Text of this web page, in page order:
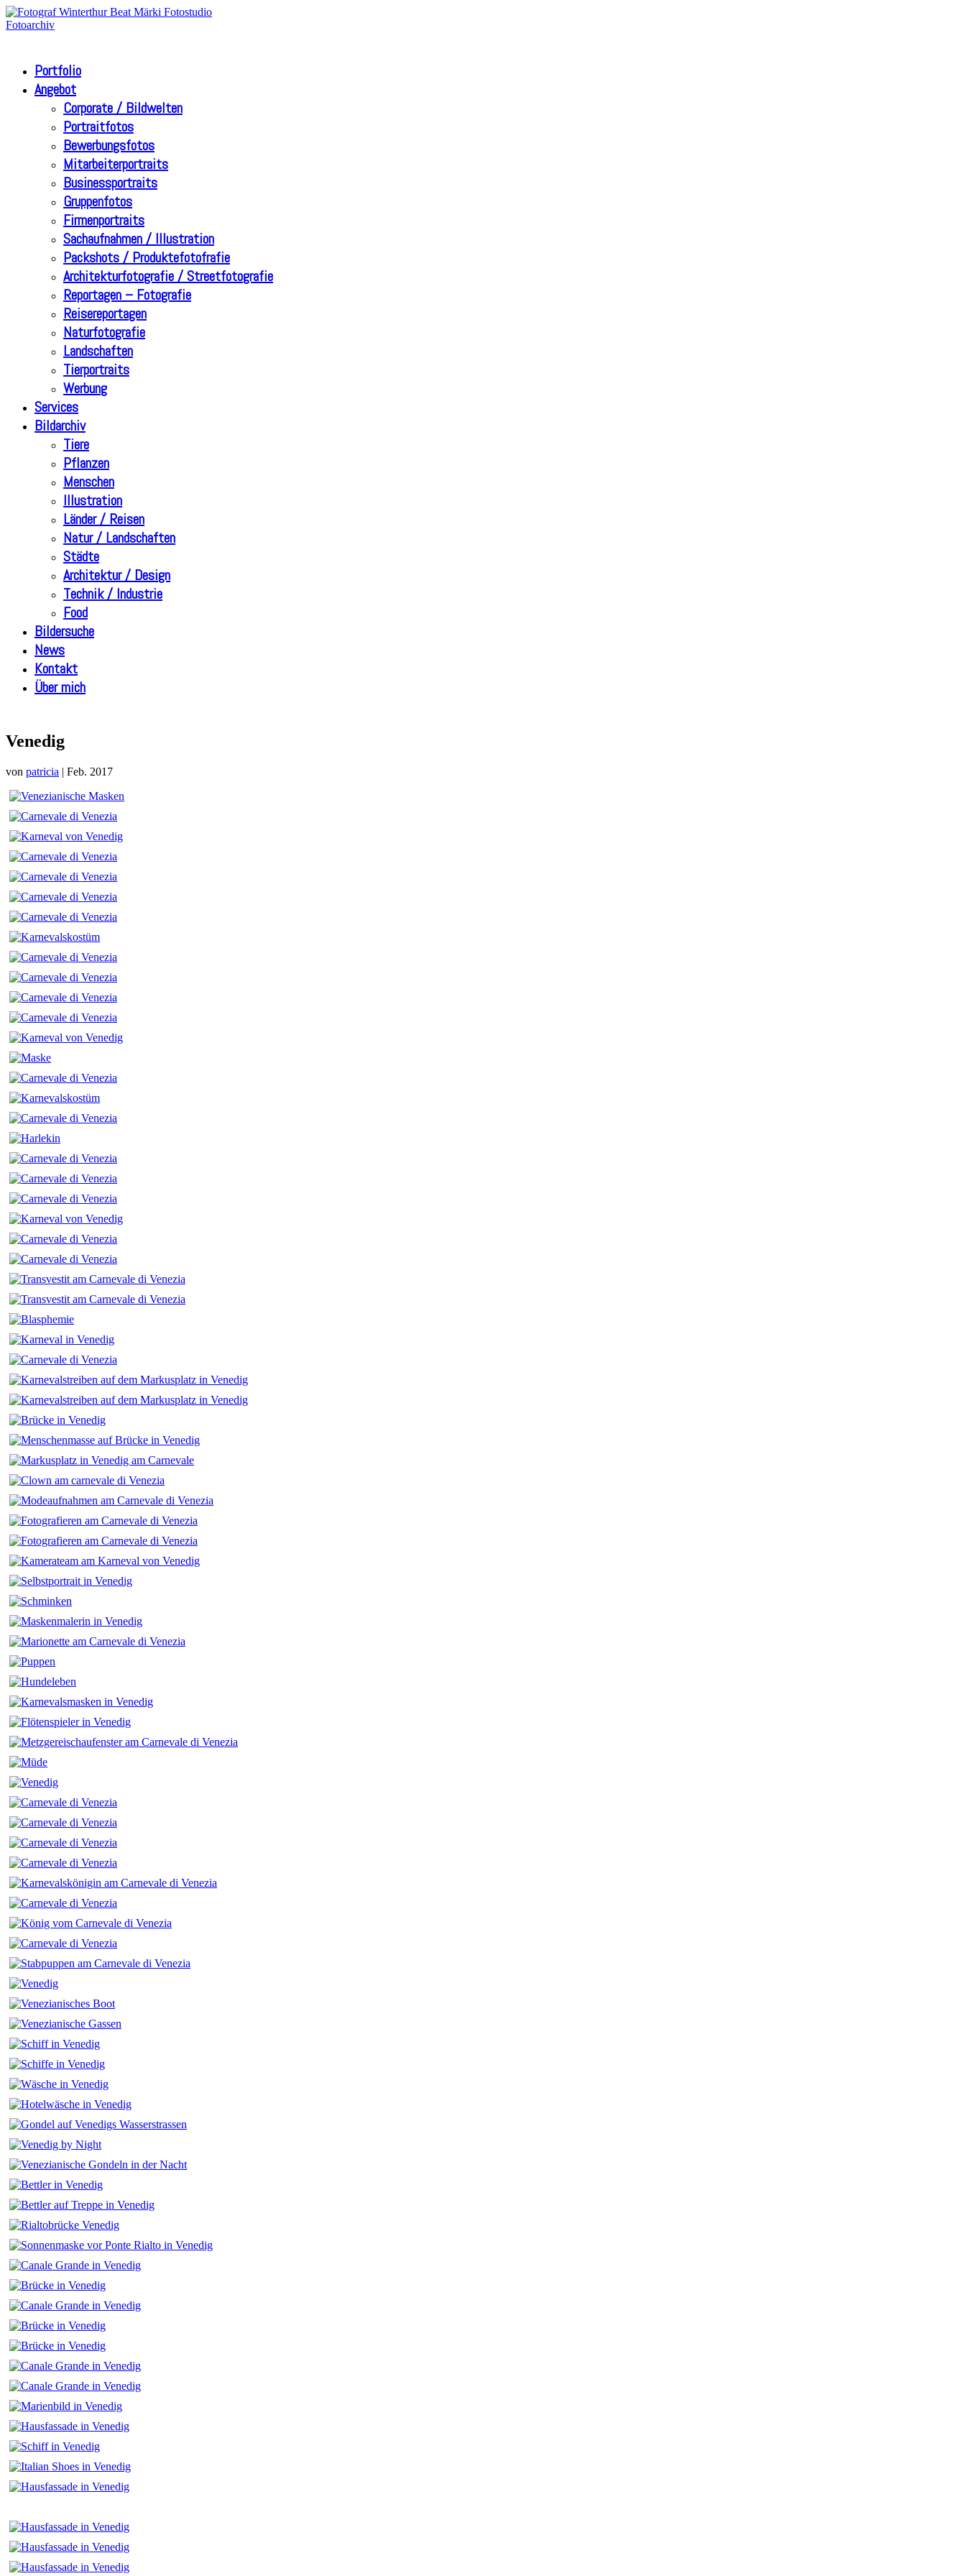
Portfolio
Angebot
Corporate / Bildwelten
Portraitfotos
Bewerbungsfotos
Mitarbeiterportraits
Businessportraits
Gruppenfotos
Firmenportraits
Sachaufnahmen / Illustration
Packshots / Produktefotofrafie
Architekturfotografie / Streetfotografie
Reportagen – Fotografie
Reisereportagen
Naturfotografie
Landschaften
Tierportraits
Werbung
Services
Bildarchiv
Tiere
Pflanzen
Menschen
Illustration
Länder / Reisen
Natur / Landschaften
Städte
Architektur / Design
Technik / Industrie
Food
Bildersuche
News
Kontakt
Über mich
Venedig
von patricia | Feb. 2017